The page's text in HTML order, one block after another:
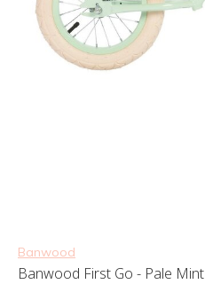
Banwood
Banwood First Go - Pale Mint